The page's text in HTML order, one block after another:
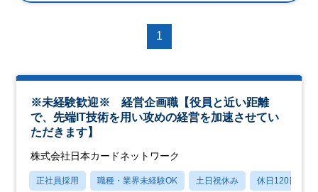
1
※未経験歓迎※ 経営企画職【役員と近い距離
で、先端IT技術を用い攻めの経営を加速させてい
ただきます】
株式会社日本カードネットワーク
正社員採用 職種・業界未経験OK 土日祝休み 休日120日以上